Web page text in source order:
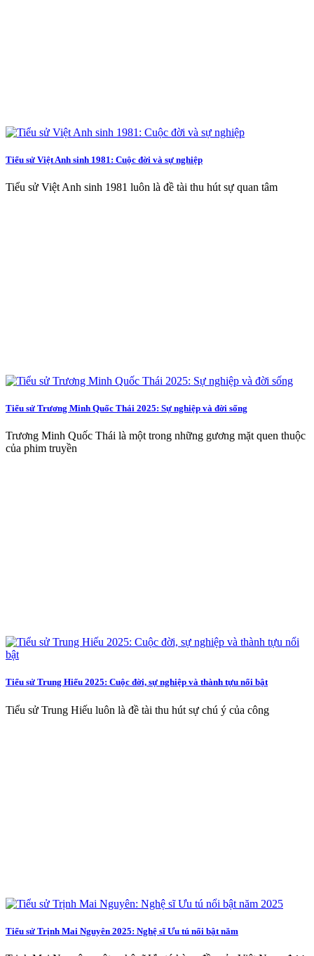
Tiểu sử Việt Anh sinh 1981: Cuộc đời và sự nghiệp
Tiểu sử Việt Anh sinh 1981 luôn là đề tài thu hút sự quan tâm
Tiểu sử Trương Minh Quốc Thái 2025: Sự nghiệp và đời sống
Trương Minh Quốc Thái là một trong những gương mặt quen thuộc
của phim truyền
Tiểu sử Trung Hiếu 2025: Cuộc đời, sự nghiệp và thành tựu nổi bật
Tiểu sử Trung Hiếu luôn là đề tài thu hút sự chú ý của công
Tiểu sử Trịnh Mai Nguyên 2025: Nghệ sĩ Ưu tú nổi bật năm